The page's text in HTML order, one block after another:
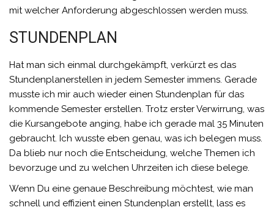
mit welcher Anforderung abgeschlossen werden muss.
STUNDENPLAN
Hat man sich einmal durchgekämpft, verkürzt es das
Stundenplanerstellen in jedem Semester immens. Gerade
musste ich mir auch wieder einen Stundenplan für das
kommende Semester erstellen. Trotz erster Verwirrung, was
die Kursangebote anging, habe ich gerade mal 35 Minuten
gebraucht. Ich wusste eben genau, was ich belegen muss.
Da blieb nur noch die Entscheidung, welche Themen ich
bevorzuge und zu welchen Uhrzeiten ich diese belege.
Wenn Du eine genaue Beschreibung möchtest, wie man
schnell und effizient einen Stundenplan erstellt, lass es